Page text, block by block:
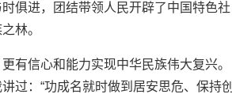
俱进，团结带领人民开辟了中国特色社
林。
有信心和能力实现中华民族伟大复兴。
过：“功成名就时做到居安思危、保持创